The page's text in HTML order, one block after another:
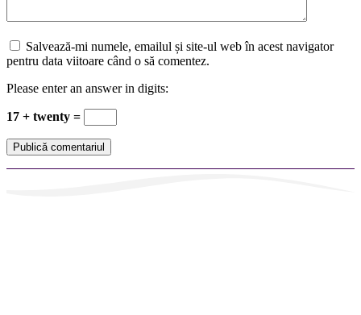
Salvează-mi numele, emailul și site-ul web în acest navigator
pentru data viitoare când o să comentez.
Please enter an answer in digits:
17 + twenty =